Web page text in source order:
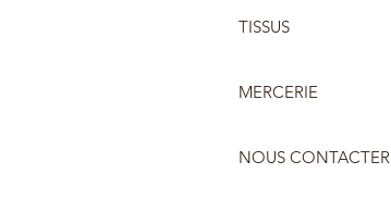
TISSUS
MERCERIE
NOUS CONTACTER